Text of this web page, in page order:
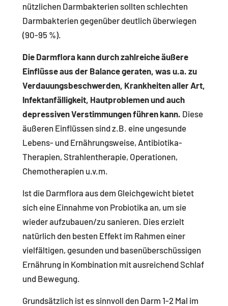
nützlichen Darmbakterien sollten schlechten
Darmbakterien gegenüber deutlich überwiegen
(90-95 %).
Die Darmflora kann durch zahlreiche äußere
Einflüsse aus der Balance geraten, was u.a. zu
Verdauungsbeschwerden, Krankheiten aller Art,
Infektanfälligkeit, Hautproblemen und auch
depressiven Verstimmungen führen kann. Diese
äußeren Einflüssen sind z.B. eine ungesunde
Lebens- und Ernährungsweise, Antibiotika-
Therapien, Strahlentherapie, Operationen,
Chemotherapien u.v.m.
Ist die Darmflora aus dem Gleichgewicht bietet
sich eine Einnahme von Probiotika an, um sie
wieder aufzubauen/zu sanieren. Dies erzielt
natürlich den besten Effekt im Rahmen einer
vielfältigen, gesunden und basenüberschüssigen
Ernährung in Kombination mit ausreichend Schlaf
und Bewegung.
Grundsätzlich ist es sinnvoll den Darm 1-2 Mal im